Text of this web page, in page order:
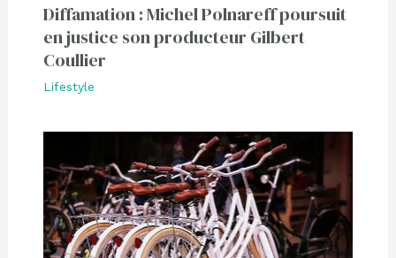
Diffamation : Michel Polnareff poursuit
en justice son producteur Gilbert
Coullier
Lifestyle